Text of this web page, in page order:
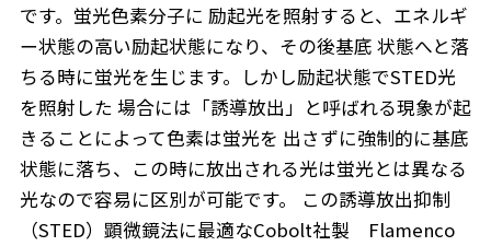
です。蛍光色素分子に 励起光を照射すると、エネルギ
ー状態の高い励起状態になり、その後基底 状態へと落
ちる時に蛍光を生じます。しかし励起状態でSTED光
を照射した 場合には「誘導放出」と呼ばれる現象が起
きることによって色素は蛍光を 出さずに強制的に基底
状態に落ち、この時に放出される光は蛍光とは異なる
光なので容易に区別が可能です。 この誘導放出抑制
（STED）顕微鏡法に最適なCobolt社製 Flamenco